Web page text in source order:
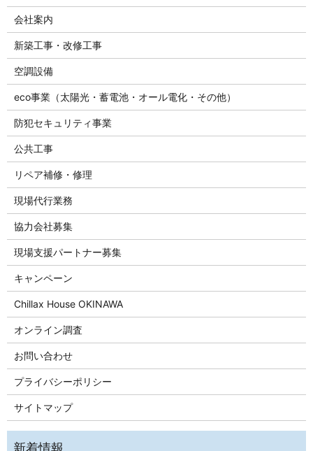
会社案内
新築工事・改修工事
空調設備
eco事業（太陽光・蓄電池・オール電化・その他）
防犯セキュリティ事業
公共工事
リペア補修・修理
現場代行業務
協力会社募集
現場支援パートナー募集
キャンペーン
Chillax House OKINAWA
オンライン調査
お問い合わせ
プライバシーポリシー
サイトマップ